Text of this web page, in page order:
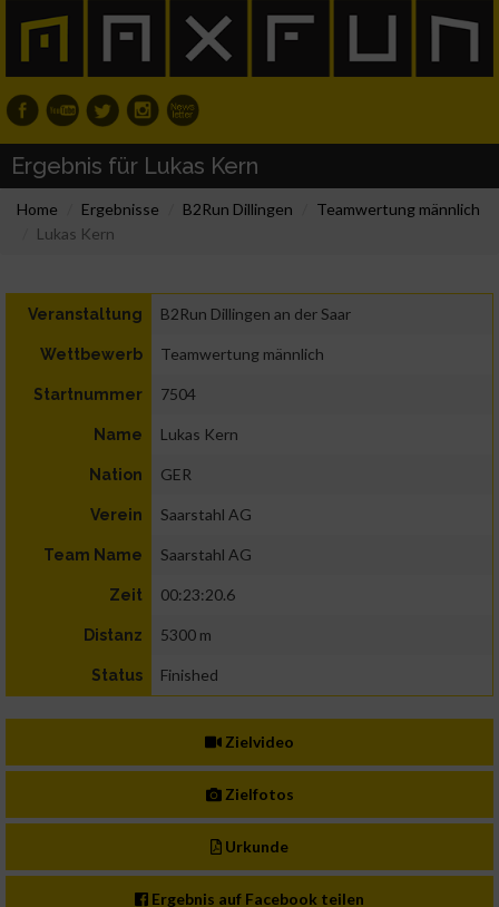
Ergebnis für Lukas Kern
Home Ergebnisse B2Run Dillingen
Teamwertung männlich
Lukas Kern
Veranstaltung B2Run Dillingen an der Saar
Wettbewerb Teamwertung männlich
Startnummer 7504
Name Lukas Kern
Nation GER
Verein Saarstahl AG
Team Name Saarstahl AG
Zeit 00:23:20.6
Distanz 5300 m
Status Finished
Zielvideo
Zielfotos
Urkunde
Ergebnis auf Facebook teilen